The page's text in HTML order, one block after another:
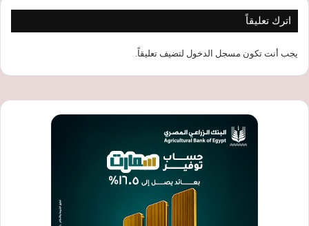
اترك تعليقاً
يجب أنت تكون مسجل الدخول لتضيف تعليقاً.